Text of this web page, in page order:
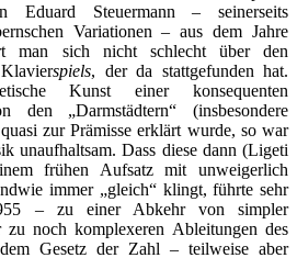
Steuermann – seinerseits
Variationen – aus dem Jahre
man sich nicht schlecht über den
spiels, der da stattgefunden hat.
Kunst einer konsequenten
den „Darmstädtern“ (insbesondere
zur Prämisse erklärt wurde, so war
unaufhaltsam. Dass diese dann (Ligeti
frühen Aufsatz mit unweigerlich
immer „gleich“ klingt, führte sehr
– zu einer Abkehr von simpler
zu noch komplexeren Ableitungen des
dem Gesetz der Zahl – teilweise aber